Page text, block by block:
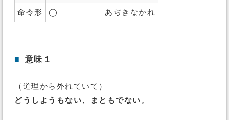
命令形 ◯ あぢきなかれ
■ 意味１
（道理から外れていて）
どうしようもない、まともでない 。